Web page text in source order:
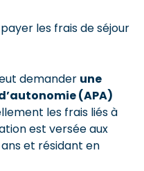
les frais de séjour
demander une
(APA)
les frais liés à
est versée aux
et résidant en